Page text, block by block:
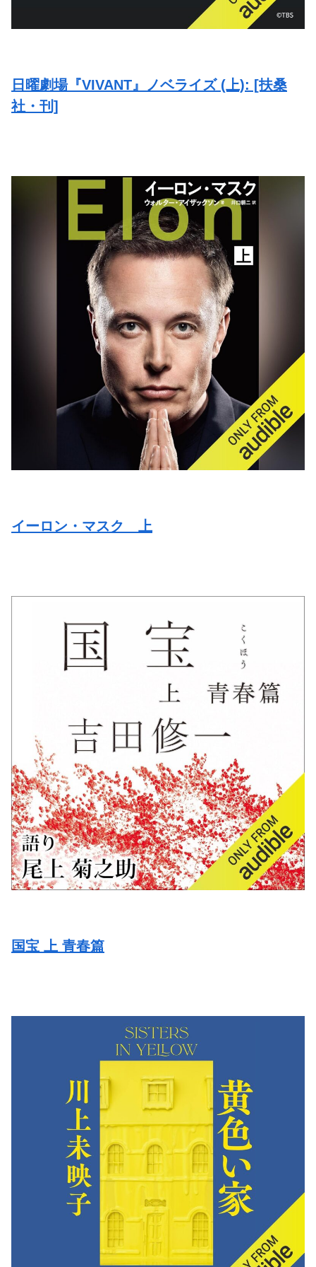
日曜劇場『VIVANT』ノベライズ (上): [扶桑
社・刊]
イーロン・マスク 上
国宝 上 青春篇